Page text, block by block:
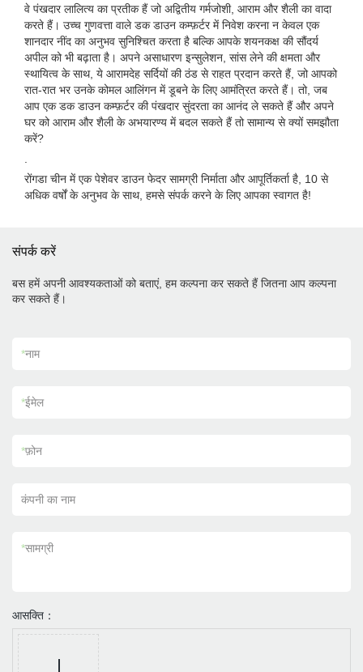
वे पंखदार लालित्य का प्रतीक हैं जो अद्वितीय गर्मजोशी, आराम और शैली का वादा
करते हैं। उच्च गुणवत्ता वाले डक डाउन कम्फ़र्टर में निवेश करना न केवल एक
शानदार नींद का अनुभव सुनिश्चित करता है बल्कि आपके शयनकक्ष की सौंदर्य
अपील को भी बढ़ाता है। अपने असाधारण इन्सुलेशन, सांस लेने की क्षमता और
स्थायित्व के साथ, ये आरामदेह सर्दियों की ठंड से राहत प्रदान करते हैं, जो आपको
रात-रात भर उनके कोमल आलिंगन में डूबने के लिए आमंत्रित करते हैं। तो, जब
आप एक डक डाउन कम्फ़र्टर की पंखदार सुंदरता का आनंद ले सकते हैं और अपने
घर को आराम और शैली के अभयारण्य में बदल सकते हैं तो सामान्य से क्यों समझौता
करें?
रोंगडा चीन में एक पेशेवर डाउन फेदर सामग्री निर्माता और आपूर्तिकर्ता है, 10 से
अधिक वर्षों के अनुभव के साथ, हमसे संपर्क करने के लिए आपका स्वागत है!
संपर्क करें
बस हमें अपनी आवश्यकताओं को बताएं, हम कल्पना कर सकते हैं जितना आप कल्पना
कर सकते हैं।
*नाम
*ईमेल
*फ़ोन
कंपनी का नाम
*सामग्री
आसक्ति：